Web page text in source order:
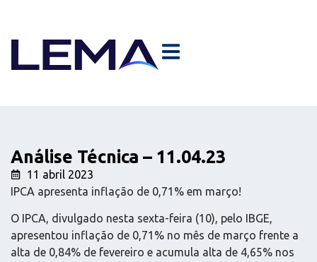
Análise Técnica – 11.04.23
11 abril 2023
IPCA apresenta inflação de 0,71% em março!
O IPCA, divulgado nesta sexta-feira (10), pelo IBGE,
apresentou inflação de 0,71% no mês de março frente a
alta de 0,84% de fevereiro e acumula alta de 4,65% nos